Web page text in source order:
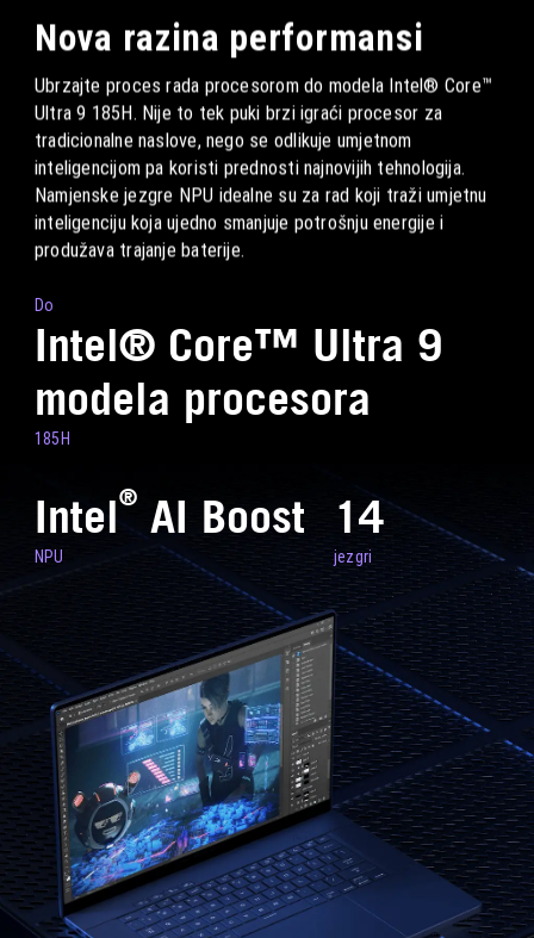
Nova razina performansi
Ubrzajte proces rada procesorom do modela Intel® Core™
Ultra 9 185H. Nije to tek puki brzi igraći procesor za
tradicionalne naslove, nego se odlikuje umjetnom
inteligencijom pa koristi prednosti najnovijih tehnologija.
Namjenske jezgre NPU idealne su za rad koji traži umjetnu
inteligenciju koja ujedno smanjuje potrošnju energije i
produžava trajanje baterije.
Do
Intel® Core™ Ultra 9
modela procesora
185H
Intel®AI Boost
NPU
14
jezgri